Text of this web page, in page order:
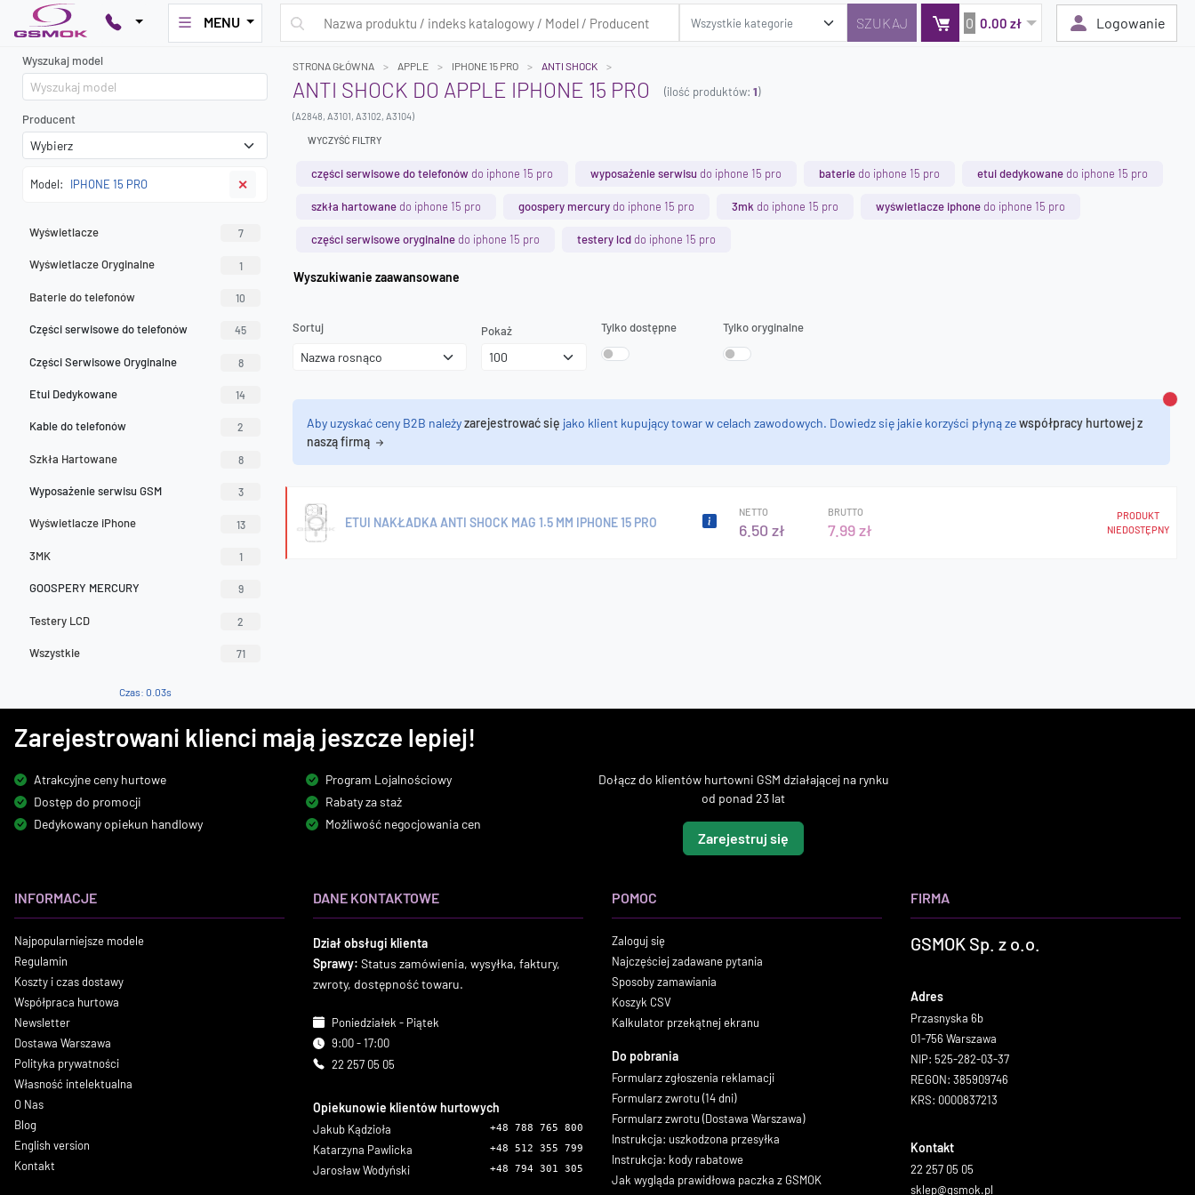
MENU 0 0.00 zł Logowanie
Wyszukaj model
Producent
Model: IPHONE 15 PRO ✕
Wyświetlacze 7
Wyświetlacze Oryginalne 1
Baterie do telefonów 10
Części serwisowe do telefonów 45
Części Serwisowe Oryginalne 8
Etui Dedykowane 14
Kable do telefonów 2
Szkła Hartowane 8
Wyposażenie serwisu GSM 3
Wyświetlacze iPhone 13
3MK 1
GOOSPERY MERCURY 9
Testery LCD 2
Wszystkie 71
Czas: 0.03s
STRONA GŁÓWNA APPLE IPHONE 15 PRO ANTI SHOCK
ANTI SHOCK DO APPLE IPHONE 15 PRO (ilość produktów: 1)
(A2848, A3101, A3102, A3104)
WYCZYŚĆ FILTRY
części serwisowe do telefonów do iphone 15 pro wyposażenie serwisu do iphone 15 pro baterie do iphone 15 pro etui dedykowane do iphone 15 pro
szkła hartowane do iphone 15 pro goospery mercury do iphone 15 pro 3mk do iphone 15 pro wyświetlacze iphone do iphone 15 pro
części serwisowe oryginalne do iphone 15 pro testery lcd do iphone 15 pro
Wyszukiwanie zaawansowane
Sortuj Pokaż Tylko dostępne Tylko oryginalne
Aby uzyskać ceny B2B należyzarejestrować się jako klient kupujący towar w celach zawodowych. Dowiedz się jakie korzyści płyną zewspółpracy hurtowej z
naszą firmą
ETUI NAKŁADKA ANTI SHOCK MAG 1.5 MM IPHONE 15 PRO
NETTO
6.50 zł
BRUTTO
7.99 zł
PRODUKT
NIEDOSTĘPNY
Zarejestrowani klienci mają jeszcze lepiej!
Atrakcyjne ceny hurtowe
Dostęp do promocji
Dedykowany opiekun handlowy
Program Lojalnościowy
Rabaty za staż
Możliwość negocjowania cen
Dołącz do klientów hurtowni GSM działającej na rynku
od ponad 23 lat
Zarejestruj się
INFORMACJE
Najpopularniejsze modele
Regulamin
Koszty i czas dostawy
Współpraca hurtowa
Newsletter
Dostawa Warszawa
Polityka prywatności
Własność intelektualna
O Nas
Blog
English version
Kontakt
DANE KONTAKTOWE
Dział obsługi klienta
Sprawy: Status zamówienia, wysyłka, faktury,
zwroty, dostępność towaru.
Poniedziałek - Piątek
9:00 - 17:00
22 257 05 05
Opiekunowie klientów hurtowych
Jakub Kądzioła +48 788 765 800
Katarzyna Pawlicka +48 512 355 799
Jarosław Wodyński +48 794 301 305
POMOC
Zaloguj się
Najczęściej zadawane pytania
Sposoby zamawiania
Koszyk CSV
Kalkulator przekątnej ekranu
Do pobrania
Formularz zgłoszenia reklamacji
Formularz zwrotu (14 dni)
Formularz zwrotu (Dostawa Warszawa)
Instrukcja: uszkodzona przesyłka
Instrukcja: kody rabatowe
Jak wygląda prawidłowa paczka z GSMOK
FIRMA
GSMOK Sp. z o.o.
Adres
Przasnyska 6b
01-756 Warszawa
NIP: 525-282-03-37
REGON: 385909746
KRS: 0000837213
Kontakt
22 257 05 05
sklep@gsmok.pl